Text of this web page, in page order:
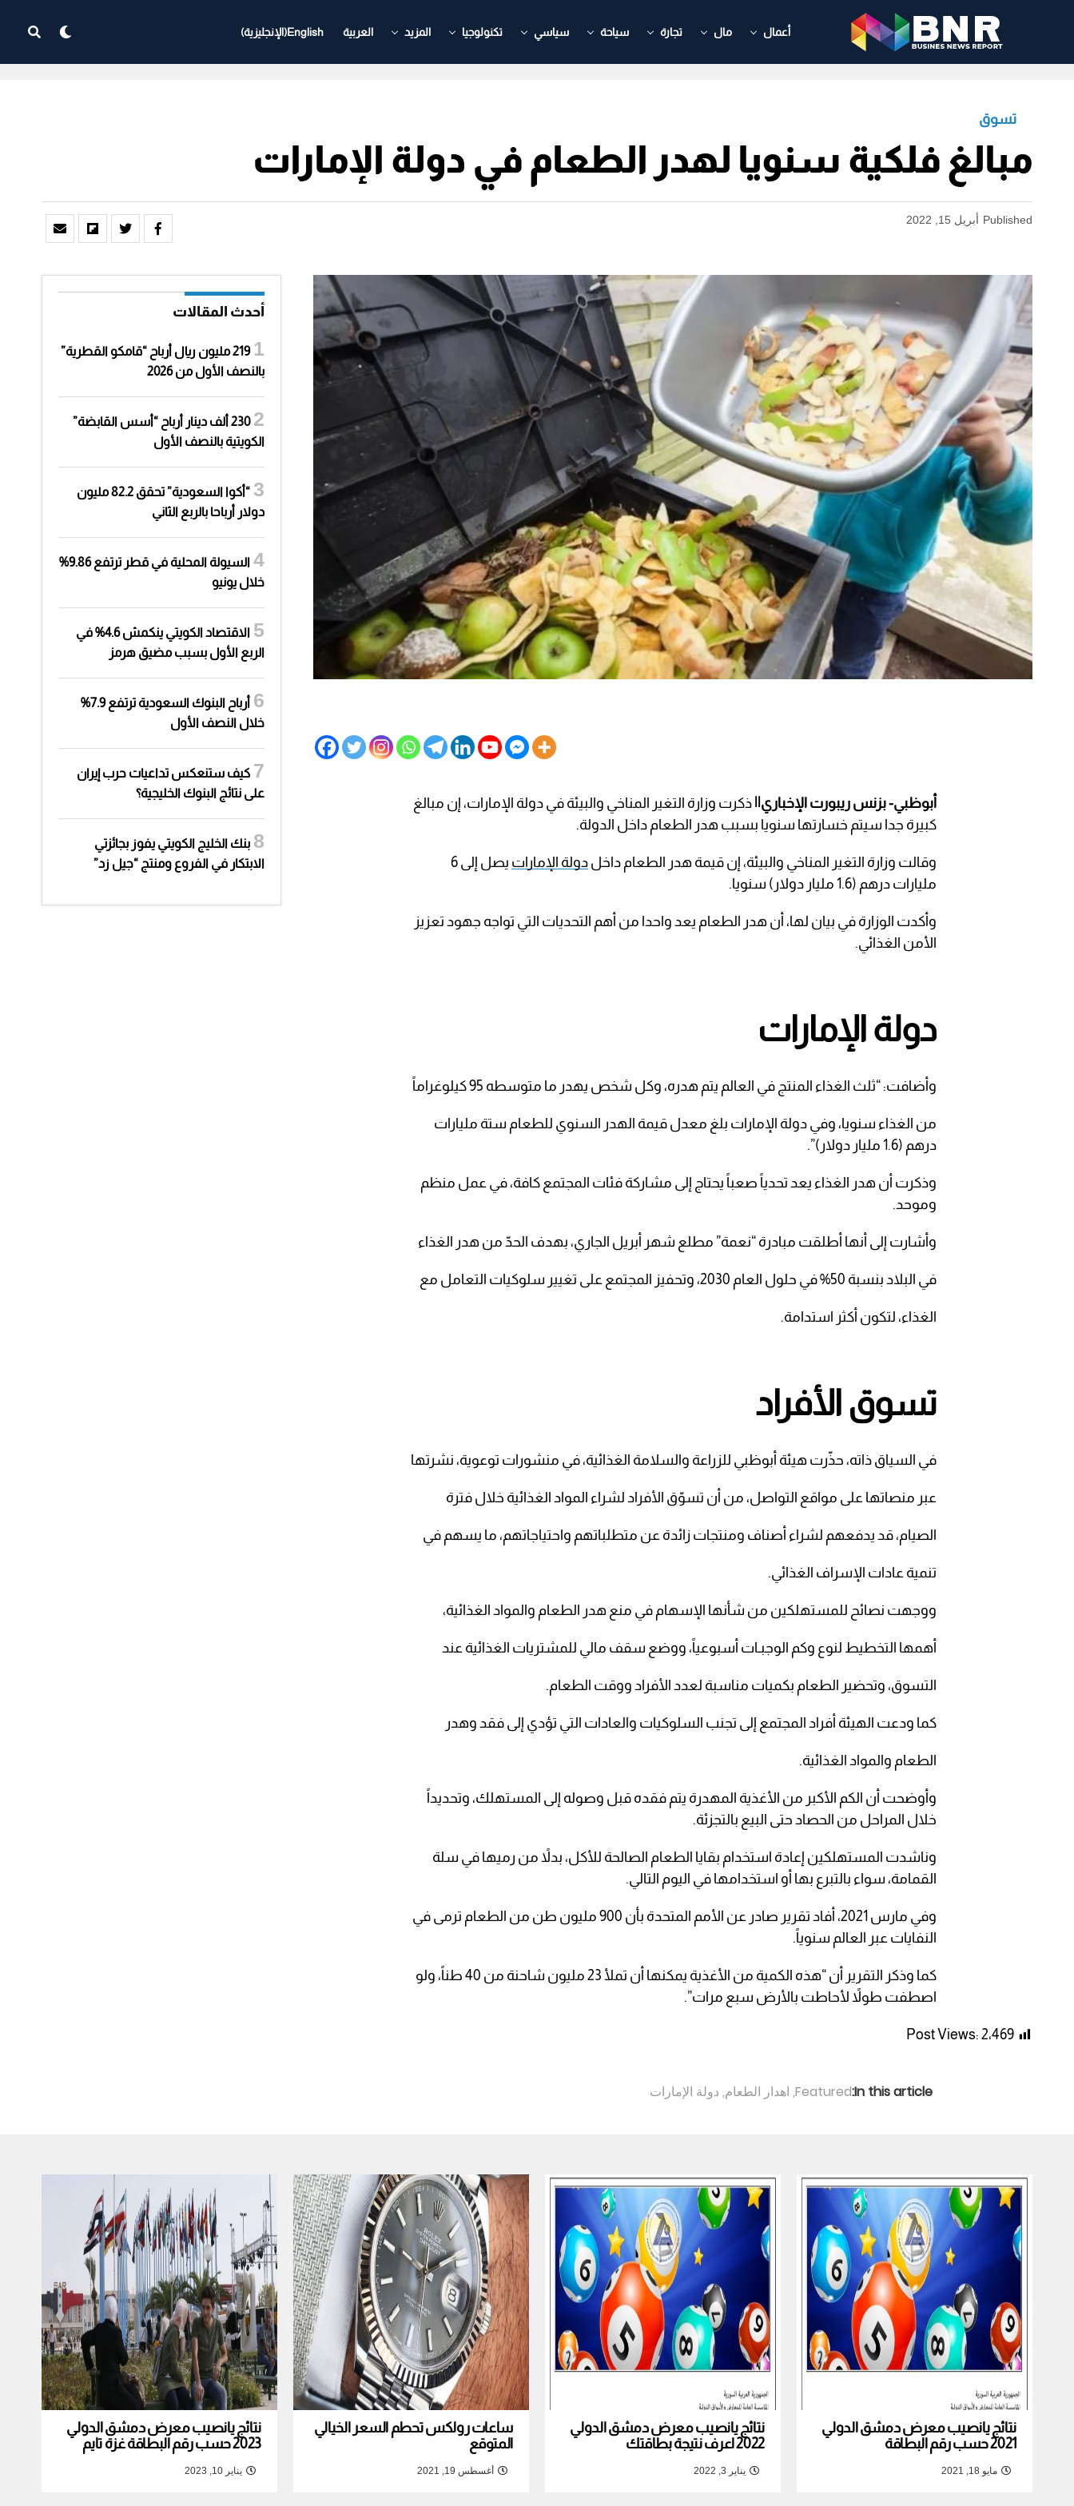
أعمال مال تجارة سياحة سياسي تكنولوجيا المزيد العربية English
(الإنجليزية)
تسوق
مبالغ فلكية سنويا لهدر الطعام في دولة الإمارات
Published أبريل 15, 2022
أبوظبي- بزنس ريبورت الإخباري|| ذكرت وزارة التغير المناخي والبيئة في دولة الإمارات، إن مبالغ
كبيرة جدا سيتم خسارتها سنويا بسبب هدر الطعام داخل الدولة.
وقالت وزارة التغير المناخي والبيئة، إن قيمة هدر الطعام داخل دولة الإمارات
يصل إلى 6
مليارات درهم (1.6 مليار دولار) سنويا.
وأكدت الوزارة في بيان لها، أن هدر الطعام يعد واحدا من أهم التحديات التي تواجه جهود تعزيز
الأمن الغذائي.
دولة الإمارات
وأضافت: “ثلث الغذاء المنتج في العالم يتم هدره، وكل شخص يهدر ما متوسطه 95 كيلوغراماً
من الغذاء سنويا، وفي دولة الإمارات بلغ معدل قيمة الهدر السنوي للطعام ستة مليارات
درهم (1.6 مليار دولار)”.
وذكرت أن هدر الغذاء يعد تحدياً صعباً يحتاج إلى مشاركة فئات المجتمع كافة، في عمل منظم
وموحد.
وأشارت إلى أنها أطلقت مبادرة “نعمة” مطلع شهر أبريل الجاري، بهدف الحدّ من هدر الغذاء
في البلاد بنسبة 50% في حلول العام 2030، وتحفيز المجتمع على تغيير سلوكيات التعامل مع
الغذاء، لتكون أكثر استدامة.
تسوق الأفراد
في السياق ذاته، حذّرت هيئة أبوظبي للزراعة والسلامة الغذائية، في منشورات توعوية، نشرتها
عبر منصاتها على مواقع التواصل، من أن تسوّق الأفراد لشراء المواد الغذائية خلال فترة
الصيام، قد يدفعهم لشراء أصناف ومنتجات زائدة عن متطلباتهم واحتياجاتهم، ما يسهم في
تنمية عادات الإسراف الغذائي.
ووجهت نصائح للمستهلكين من شأنها الإسهام في منع هدر الطعام والمواد الغذائية،
أهمها التخطيط لنوع وكم الوجبـات أسبوعياً، ووضع سقف مالي للمشتريات الغذائية عند
التسوق، وتحضير الطعام بكميات مناسبة لعدد الأفراد ووقت الطعام.
كما ودعت الهيئة أفراد المجتمع إلى تجنب السلوكيات والعادات التي تؤدي إلى فقد وهدر
الطعام والمواد الغذائية.
وأوضحت أن الكم الأكبر من الأغذية المهدرة يتم فقده قبل وصوله إلى المستهلك، وتحديداً
خلال المراحل من الحصاد حتى البيع بالتجزئة.
وناشدت المستهلكين إعادة استخدام بقايا الطعام الصالحة للأكل، بدلاً من رميها في سلة
القمامة، سواء بالتبرع بها أو استخدامها في اليوم التالي.
وفي مارس 2021، أفاد تقرير صادر عن الأمم المتحدة بأن 900 مليون طن من الطعام ترمى في
النفايات عبر العالم سنوياً.
كما وذكر التقرير أن “هذه الكمية من الأغذية يمكنها أن تملأ 23 مليون شاحنة من 40 طناً، ولو
اصطفت طولاً لأحاطت بالأرض سبع مرات”.
Post Views: 2٬469
In this article:
Featured
, اهدار الطعام, دولة الإمارات
أحدث المقالات
219 مليون ريال أرباح “قامكو القطرية”
بالنصف الأول من 2026
230 ألف دينار أرباح “أسس القابضة”
الكويتية بالنصف الأول
“أكوا السعودية” تحقق 82.2 مليون
دولار أرباحا بالربع الثاني
السيولة المحلية في قطر ترتفع 9.86%
خلال يونيو
الاقتصاد الكويتي ينكمش 4.6% في
الربع الأول بسبب مضيق هرمز
أرباح البنوك السعودية ترتفع 7.9%
خلال النصف الأول
كيف ستنعكس تداعيات حرب إيران
على نتائج البنوك الخليجية؟
بنك الخليج الكويتي يفوز بجائزتي
الابتكار في الفروع ومنتج “جيل زد”
نتائج يانصيب معرض دمشق الدولي
2021 حسب رقم البطاقة
مايو 18, 2021
نتائج يانصيب معرض دمشق الدولي
2022 اعرف نتيجة بطاقتك
يناير 3, 2022
ساعات رولكس تحطم السعر الخيالي
المتوقع
أغسطس 19, 2021
نتائج يانصيب معرض دمشق الدولي
2023 حسب رقم البطاقة غزة تايم
يناير 10, 2023